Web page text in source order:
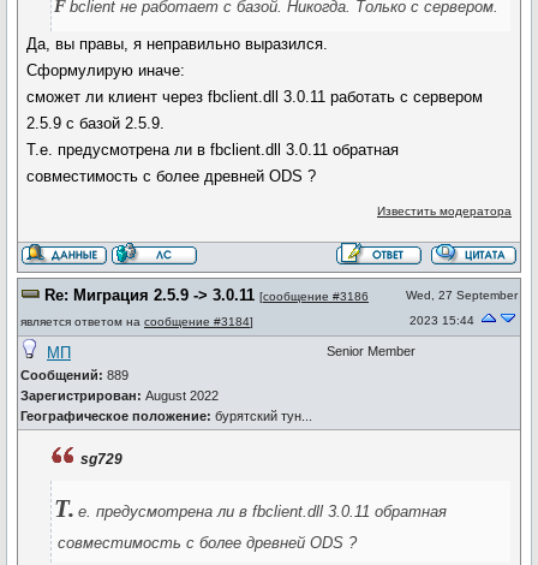
bclient не работает с базой. Никогда. Только с сервером.
Да, вы правы, я неправильно выразился.
Сформулирую иначе:
сможет ли клиент через fbclient.dll 3.0.11 работать с сервером
2.5.9 с базой 2.5.9.
Т.е. предусмотрена ли в fbclient.dll 3.0.11 обратная
совместимость с более древней ODS ?
Известить модератора
Re: Миграция 2.5.9 -> 3.0.11 [сообщение #3186
является ответом на сообщение #3184]
Wed, 27 September
2023 15:44
МП
Сообщений: 889
Зарегистрирован: August 2022
Географическое положение: бурятский тун...
Senior Member
sg729
Т. е. предусмотрена ли в fbclient.dll 3.0.11 обратная
совместимость с более древней ODS ?